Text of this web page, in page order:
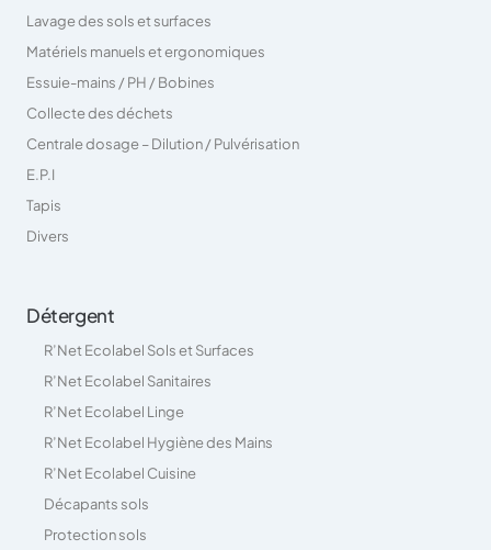
Lavage des sols et surfaces
Matériels manuels et ergonomiques
Essuie-mains / PH / Bobines
Collecte des déchets
Centrale dosage – Dilution / Pulvérisation
E.P.I
Tapis
Divers
Détergent
R’Net Ecolabel Sols et Surfaces
R’Net Ecolabel Sanitaires
R’Net Ecolabel Linge
R’Net Ecolabel Hygiène des Mains
R’Net Ecolabel Cuisine
Décapants sols
Protection sols